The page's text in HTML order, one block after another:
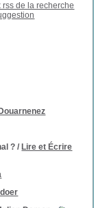
rss de la recherche
? / Lire et Écrire